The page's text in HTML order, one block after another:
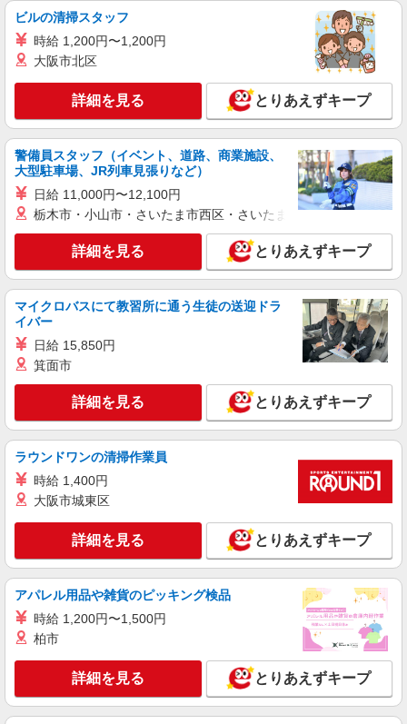
当の種類はエリアにより異なります。詳細は面接
時にお尋ねください。
LOUNIE（ルーニィ）横浜高島屋店
アパレル販売スタッフ
時給1230円〜＋交通費支給（月2万円迄）
≪LOUNIE横浜高島屋店≫ 神奈川県横浜市西区
南幸1-6-31 横浜髙島屋4階 婦人服 キャリアクロー
ゼット ■横浜(横浜市営ブルーライン)2番口(約1分)
■横浜(ＪＲ横須賀線)2番口(約1分) ■横浜(ＪＲ京浜
東北線)2番口(約1分)
キープ 詳細を見る
正社員
LOUNIE（ルーニィ） 横浜タカシマヤ店
未経験歓迎のアパレル販売スタッフ
未経験：月給243,800円〜400,000円 経験者
（店長候補）：月給300,000円〜 ※試用期間中は
270,000円〜 ★固定残業手当：30,800円（月給に
含む） ※経験・能力考慮 ※固定残業時間は1ヶ月
あたり20時間、超過時は追加で残業手当支給 ※月
3万円まで交通費支給 ※試用期間（2〜3ヶ月）も
制手当／住宅手当（実家外かつ賃貸の場合のみ別
当の種類はエリアにより異なります。詳細は面接
時にお尋ねください。 ＼入社３大特典キャンペー
ン実施中！／※詳細は備考欄にて
≪横浜タカシマヤ店≫ 神奈川県横浜市西区南
幸1-6-31 横浜髙島屋4階 婦人服キャリアクロー
ゼット ■各線「横浜駅」より徒歩2分
詳細を見る
正社員
COCO DEAL（ココディール） ルミネ横浜店
未経験歓迎のアパレル販売スタッフ
未経験：月給243,800円〜400,000円 経験者
（店長候補）：月給300,000円〜 ※試用期間中は
270,000円〜 ★固定残業手当：30,800円（月給に
あたり20時間、超過時は追加で残業手当支給 ※月
同条件 【手当】固定残業手当／資格手当／店舗職
制手当／住宅手当（実家外かつ賃貸の場合のみ別
途支給）※試用期間明けから支給／特別手当 ※手
時にお尋ねください。
≪横浜駅直結店≫ 神奈川県横浜市西区高島２
キープ 詳細を見る
COCO DEAL（ココディール） ルミネ横浜店
アパレル販売スタッフ
時給1230円〜＋交通費支給（月2万円迄）
≪ルミネ横浜店≫ 神奈川県横浜市西区 高島2-
16-1 ルミネ横浜3F
キープ 詳細を見る
ビルの清掃スタッフ
時給 1,200円〜1,200円
大阪市北区
詳細を見る とりあえずキープ
警備員スタッフ（イベント、道路、商業施設、
大型駐車場、JR列車見張りなど）
日給 11,000円〜12,100円
栃木市・小山市・さいたま市西区・さいたま市岩槻区・久喜市・
詳細を見る とりあえずキープ
マイクロバスにて教習所に通う生徒の送迎ドラ
イバー
日給 15,850円
箕面市
詳細を見る とりあえずキープ
ラウンドワンの清掃作業員
時給 1,400円
大阪市城東区
詳細を見る とりあえずキープ
アパレル用品や雑貨のピッキング検品
時給 1,200円〜1,500円
柏市
詳細を見る とりあえずキープ